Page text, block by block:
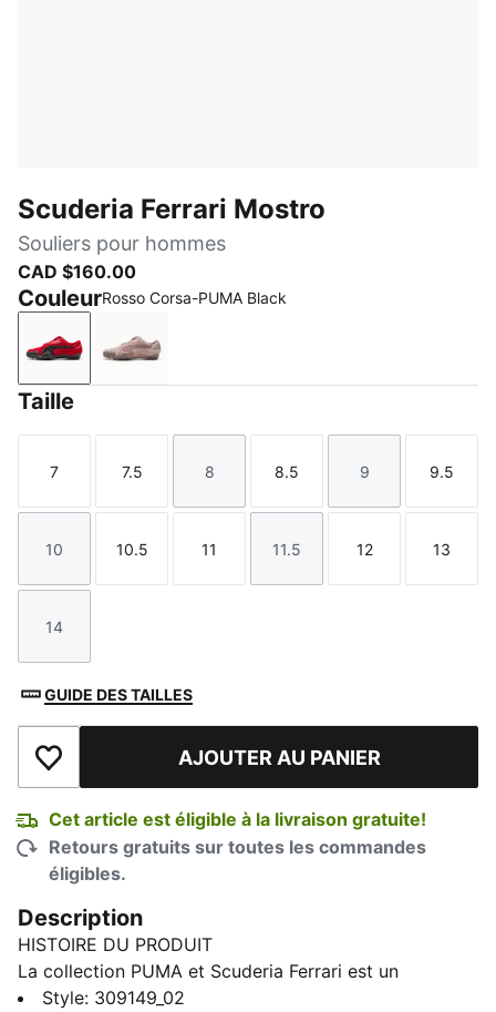
Scuderia Ferrari Mostro
Souliers pour hommes
CAD $160.00
CouleurRosso Corsa-PUMA Black
Rosso Corsa-PUMA Black
Rose Latte-Sandstone
Taille
Taille
7
Taille
7.5
Taille
8
Taille
8.5
Taille
9
Taille
9.5
Taille
10
Taille
10.5
Taille
11
Taille
11.5
Taille
12
Taille
13
Taille
14
GUIDE DES TAILLES
Ajouter à la liste de souhaits
AJOUTER AU PANIER
Cet article est éligible à la livraison gratuite!
Retours gratuits sur toutes les commandes
éligibles.
Description
HISTOIRE DU PRODUIT
La collection PUMA et Scuderia Ferrari est un
hommage à l’excellence du sport motorisé et à
Style: 309149_02